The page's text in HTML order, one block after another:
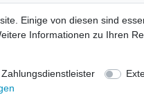
Informationen
Händlerbund -
Produkt-Kataloge
Über uns
Einige von diesen sind
Informationen zu Ihren
Zahlungsdienstleister